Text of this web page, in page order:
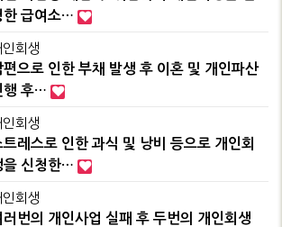
한 급여소…
인회생
편으로 인한 부채 발생 후 이혼 및 개인파산
행 후…
인회생
트레스로 인한 과식 및 낭비 등으로 개인회
을 신청한…
인회생
러번의 개인사업 실패 후 두번의 개인회생